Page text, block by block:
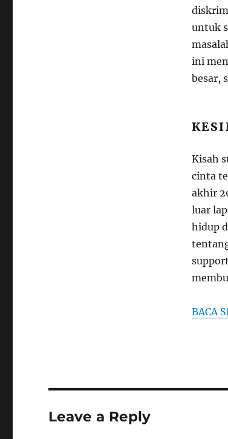
untuk
ini
besar,
Kisah
cinta
akhir
luar
hidup
BACA
Leave a Reply